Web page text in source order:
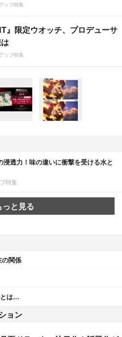
ップ特集
』限定ウオッチ、プロデューサ
ップ特集
浸透力！味の違いに衝撃を受ける水と
特集
っと見る
の関係
とは…
ョン